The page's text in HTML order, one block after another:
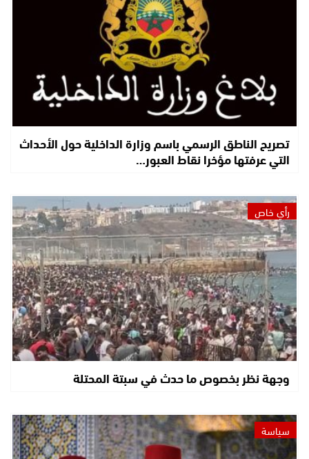
تصريح الناطق الرسمي باسم وزارة الداخلية حول الأحداث
التي عرفتها مؤخرا نقاط العبور…
رأي خاص
وجهة نظر بخصوص ما حدث في سبتة المحتلة
سياسة